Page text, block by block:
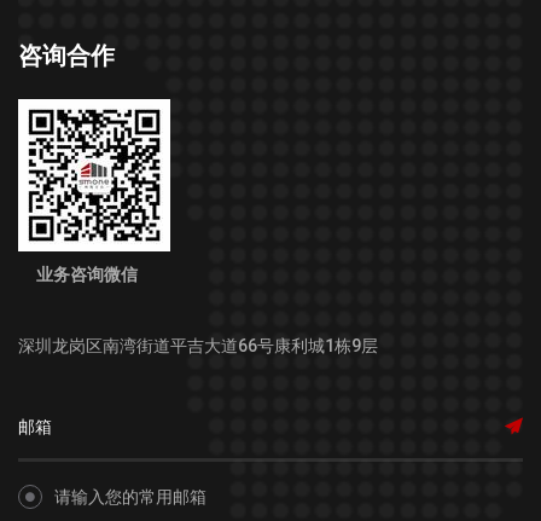
咨询合作
业务咨询微信
深圳龙岗区南湾街道平吉大道66号康利城1栋9层
请输入您的常用邮箱